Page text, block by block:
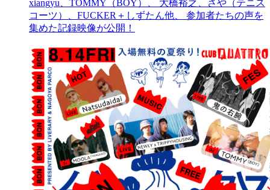
xiangyu、TOMMY（BOY）、 大橋裕之、さや（テニス
コーツ）、FUCKER＋しずたん他、 参加者たちの声を
集めた記録映像が公開！